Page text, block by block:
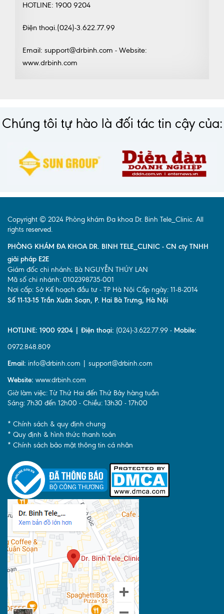
HOTLINE: 1900 9204
Điện thoại.(024)-3.622.77.99
Email: support@drbinh.com - Website:
www.drbinh.com
Chúng tôi tự hào là đối tác tin cậy của:
Copyright © 2024 Phòng khám Đa khoa Dr. Binh Tele_Clinic. All
rights reserved.
PHÒNG KHÁM ĐA KHOA DR. BINH TELE_CLINIC - CN cty TNHH
giải pháp E2E
Giám đốc chi nhánh: Bà NGUYỄN THÚY LAN
Mã số chi nhánh: 0102398735-001
Nơi cấp: Sở Kế hoạch đầu tư - TP Hà Nội Cấp ngày: 11-8-2014
Số 11-13-15 Trần Xuân Soạn, P. Hai Bà Trưng, Hà Nội
HOTLINE: 1900 9204 | Điện thoại: (024)-3.622.77.99 - Mobile:
0972.848.809
Email: info@drbinh.com | support@drbinh.com
Website: www.drbinh.com
Giờ làm việc: Từ Thứ Hai đến Thứ Bảy hàng tuần
Sáng: 7h30 đến 12h00 - Chiều: 13h30 - 17h00
* Chính sách & quy định chung
* Quy định & hình thức thanh toán
* Chính sách bảo mật thông tin cá nhân